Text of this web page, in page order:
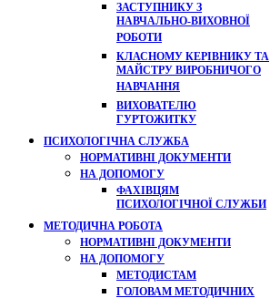
ЗАСТУПНИКУ З
НАВЧАЛЬНО-ВИХОВНОЇ
РОБОТИ
КЛАСНОМУ КЕРІВНИКУ ТА
МАЙСТРУ ВИРОБНИЧОГО
НАВЧАННЯ
ВИХОВАТЕЛЮ
ГУРТОЖИТКУ
ПСИХОЛОГІЧНА СЛУЖБА
НОРМАТИВНІ ДОКУМЕНТИ
НА ДОПОМОГУ
ФАХІВЦЯМ
ПСИХОЛОГІЧНОЇ СЛУЖБИ
МЕТОДИЧНА РОБОТА
НОРМАТИВНІ ДОКУМЕНТИ
НА ДОПОМОГУ
МЕТОДИСТАМ
ГОЛОВАМ МЕТОДИЧНИХ